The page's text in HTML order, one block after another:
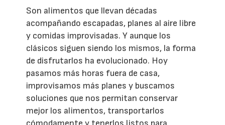
Son alimentos que llevan décadas
acompañando escapadas, planes al aire libre
y comidas improvisadas. Y aunque los
clásicos siguen siendo los mismos, la forma
de disfrutarlos ha evolucionado. Hoy
pasamos más horas fuera de casa,
improvisamos más planes y buscamos
soluciones que nos permitan conservar
mejor los alimentos, transportarlos